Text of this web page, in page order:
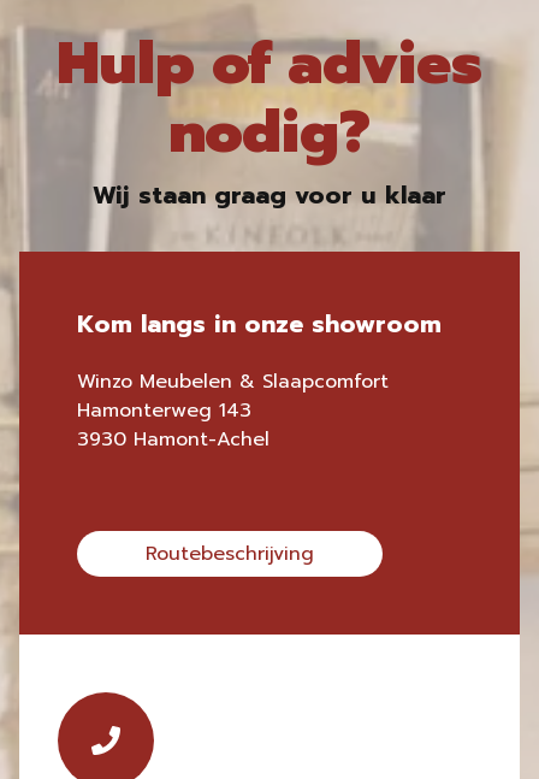
Hulp of advies
nodig?
Wij staan graag voor u klaar
Kom langs in onze showroom
Winzo Meubelen & Slaapcomfort
Hamonterweg 143
3930 Hamont-Achel
Routebeschrijving